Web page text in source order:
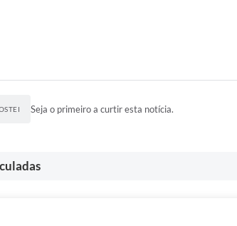
Seja o primeiro a curtir esta notícia.